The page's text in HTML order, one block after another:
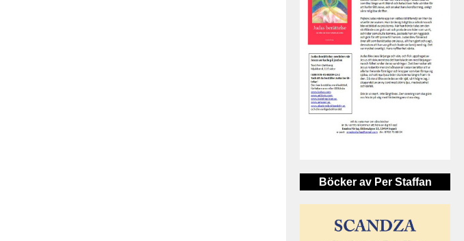
Böcker av Per Staffan